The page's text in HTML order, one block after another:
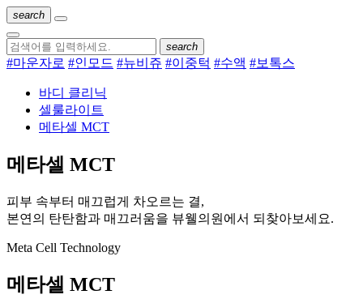
search
search
#마운자로 #인모드 #뉴비쥬 #이중턱 #수액 #보톡스
바디 클리닉
셀룰라이트
메타셀 MCT
메타셀 MCT
피부 속부터 매끄럽게 차오르는 결,
본연의 탄탄함과 매끄러움을 뷰웰의원에서 되찾아보세요.
Meta Cell Technology
메타셀 MCT